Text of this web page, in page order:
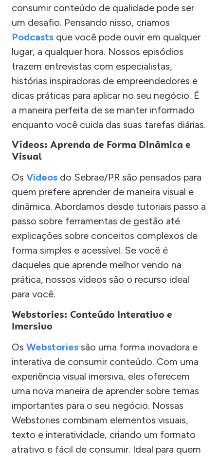
consumir conteúdo de qualidade pode ser
um desafio. Pensando nisso, criamos
Podcasts que você pode ouvir em qualquer
lugar, a qualquer hora. Nossos episódios
trazem entrevistas com especialistas,
histórias inspiradoras de empreendedores e
dicas práticas para aplicar no seu negócio. É
a maneira perfeita de se manter informado
enquanto você cuida das suas tarefas diárias.
Vídeos: Aprenda de Forma Dinâmica e
Visual
Os Vídeos do Sebrae/PR são pensados para
quem prefere aprender de maneira visual e
dinâmica. Abordamos desde tutoriais passo a
passo sobre ferramentas de gestão até
explicações sobre conceitos complexos de
forma simples e acessível. Se você é
daqueles que aprende melhor vendo na
prática, nossos vídeos são o recurso ideal
para você.
Webstories: Conteúdo Interativo e
Imersivo
Os Webstories são uma forma inovadora e
interativa de consumir conteúdo. Com uma
experiência visual imersiva, eles oferecem
uma nova maneira de aprender sobre temas
importantes para o seu negócio. Nossas
Webstories combinam elementos visuais,
texto e interatividade, criando um formato
atrativo e fácil de consumir. Ideal para quem